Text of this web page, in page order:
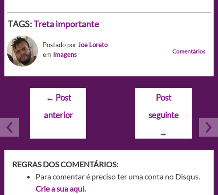
TAGS:Treta importante
Postado porJoe Loreto
em Imagens Comentários
Navegação
Post
← Post
anterior
Post
seguinte
→
REGRAS DOS COMENTÁRIOS:
Para comentar é preciso ter uma conta no Disqus.
Crie a sua aqui.